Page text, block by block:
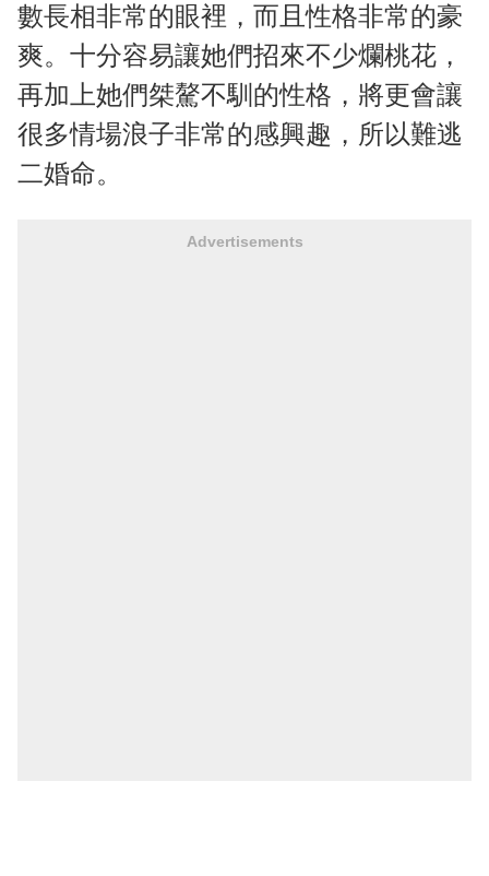
數長相非常的眼裡，而且性格非常的豪
爽。十分容易讓她們招來不少爛桃花，
再加上她們桀驁不馴的性格，將更會讓
很多情場浪子非常的感興趣，所以難逃
二婚命。
Advertisements